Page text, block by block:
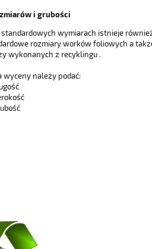
i grubości
wymiarach istnieje
rozmiary worków foliowych a
wykonanych z recyklingu .
należy podać: